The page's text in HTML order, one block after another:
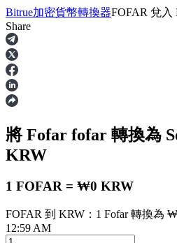
合約
USDT永續
Bitrue加密貨幣轉換器FOFAR 兌入
Share
將 Fofar fofar 轉換為
KRW
1 FOFAR = ₩0 KRW
FOFAR 到 KRW：1 Fofar 轉換為
12:59 AM